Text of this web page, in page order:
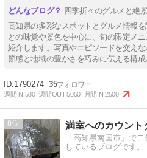
四季折々のグルメと絶
高知県の多彩なスポットとグルメ情報
との味覚や景色を中心に、旬の限定メ
紹介します。写真やエピソードを交え
節感と地域の豊かさを巧みに伝える構成
1790274 35
週間IN:580 週間OUT:5050 月間IN:2500
8
「高知県南国市」で
しているブログです。